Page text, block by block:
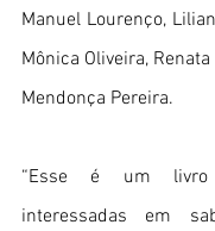
Manuel Lourenço,
Mônica Oliveira,
Mendonça Pereira.
“Esse é um livro
interessadas em